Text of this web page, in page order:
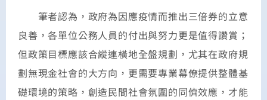
筆者認為，政府為因應疫情而推出三倍券的立意
良善，各單位公務人員的付出與努力更是值得讚賞；
但政策目標應該合縱連橫地全盤規劃，尤其在政府規
劃無現金社會的大方向，更需要專業幕僚提供整體基
礎環境的策略，創造民間社會氛圍的同儕效應，才能